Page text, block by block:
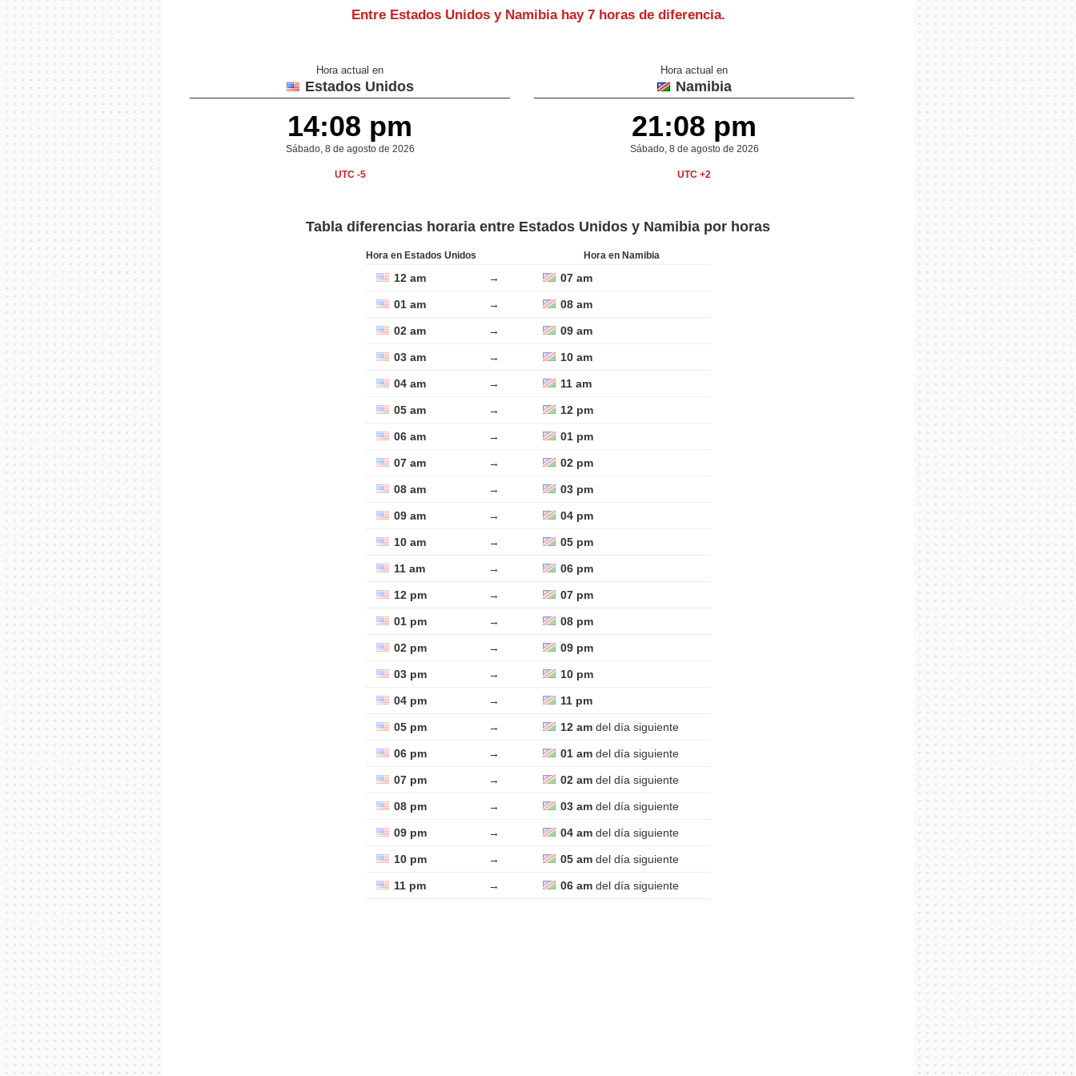
Entre Estados Unidos y Namibia hay 7 horas de diferencia.
Hora actual en
Estados Unidos
14:08 pm
Sábado, 8 de agosto de 2026
UTC -5
Hora actual en
Namibia
21:08 pm
Sábado, 8 de agosto de 2026
UTC +2
Tabla diferencias horaria entre Estados Unidos y Namibia por horas
Hora en Estados Unidos Hora en Namibia
12 am → 07 am
01 am → 08 am
02 am → 09 am
03 am → 10 am
04 am → 11 am
05 am → 12 pm
06 am → 01 pm
07 am → 02 pm
08 am → 03 pm
09 am → 04 pm
10 am → 05 pm
11 am → 06 pm
12 pm → 07 pm
01 pm → 08 pm
02 pm → 09 pm
03 pm → 10 pm
04 pm → 11 pm
05 pm → 12 am del día siguiente
06 pm → 01 am del día siguiente
07 pm → 02 am del día siguiente
08 pm → 03 am del día siguiente
09 pm → 04 am del día siguiente
10 pm → 05 am del día siguiente
11 pm → 06 am del día siguiente